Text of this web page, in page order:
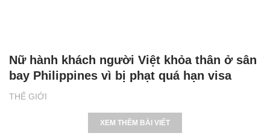
THẾ GIỚI
Nữ hành khách người Việt khỏa thân ở sân
bay Philippines vì bị phạt quá hạn visa
XEM THÊM BÀI VIẾT